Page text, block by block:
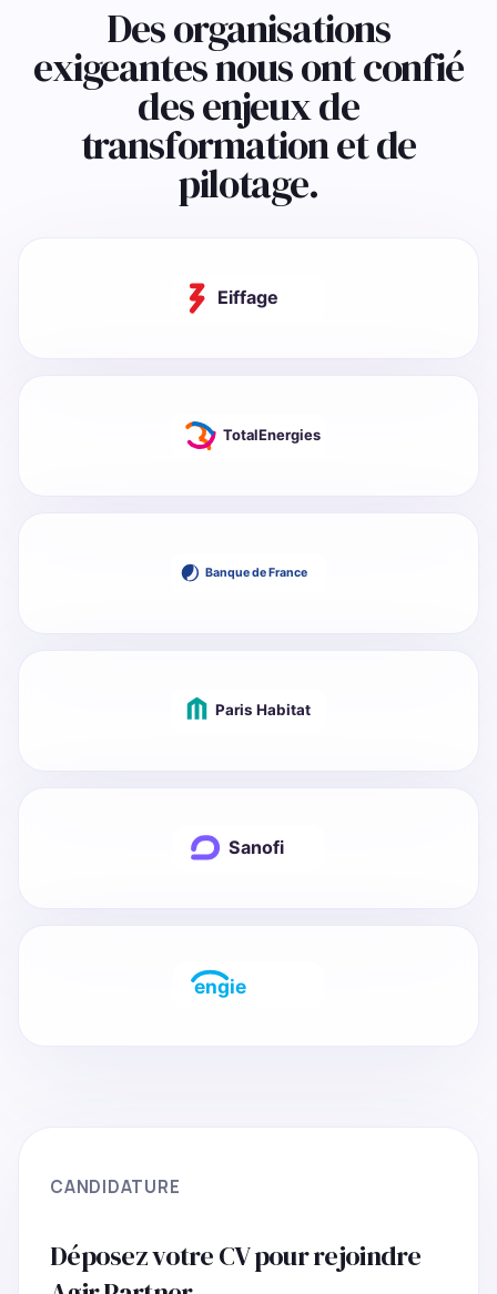
Des organisations
exigeantes nous ont confié
des enjeux de
transformation et de
pilotage.
CANDIDATURE
Déposez votre CV pour rejoindre